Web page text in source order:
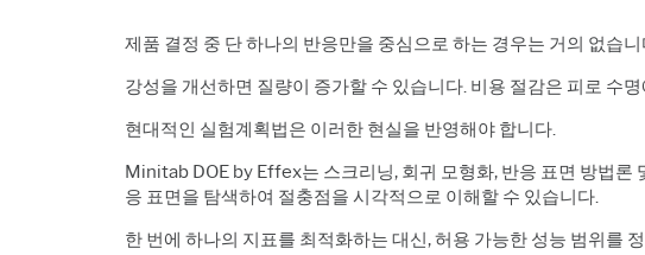
제품 결정 중 단 하나의 반응만을 중심으로 하는 경우는 거의 없습니
강성을 개선하면 질량이 증가할 수 있습니다. 비용 절감은 피로 수
현대적인 실험계획법은 이러한 현실을 반영해야 합니다.
Minitab DOE by Effex는 스크리닝, 회귀 모형화, 반응 표면 방법론
응 표면을 탐색하여 절충점을 시각적으로 이해할 수 있습니다.
한 번에 하나의 지표를 최적화하는 대신, 허용 가능한 성능 범위를